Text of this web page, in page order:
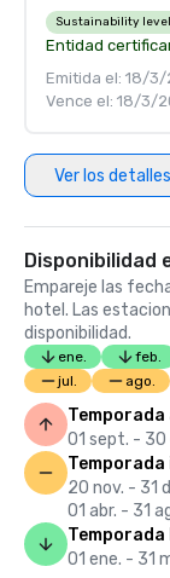
Sustainability
Entidad
Emitida el: 18/3/
Vence el: 18/3/
Ver los detalles
Disponibilidad
Empareje las
hotel. Las
disponibilidad.
ene. feb.
jul.
ago.
01 sept. -
20 nov. - 31
01 abr. - 31
Temporada
01 ene. - 31